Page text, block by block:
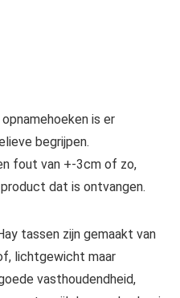
is er
begrijpen.
fout van +-3cm of zo,
dat is ontvangen.
tassen zijn gemaakt van
lichtgewicht maar
vasthoudendheid,